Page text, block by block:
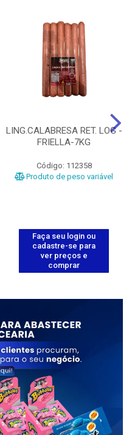
LING.CALABRESA RET. LOG -
FRIELLA-7KG
Código: 112358
Produto de peso variável
Faça seu login ou
cadastre-se para
ver preços e
comprar